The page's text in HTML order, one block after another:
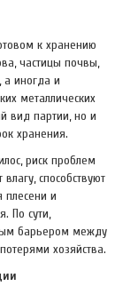
к хранению
частицы почвы,
а иногда и
металлических
вид партии, но и
хранения.
риск проблем
способствуют
плесени и
По сути,
барьером между
хозяйства.